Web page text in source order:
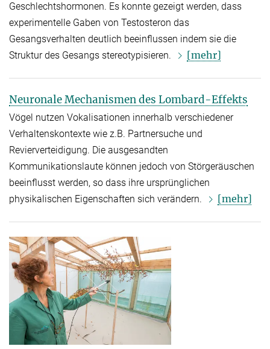
Geschlechtshormonen. Es konnte gezeigt werden, dass
experimentelle Gaben von Testosteron das
Gesangsverhalten deutlich beeinflussen indem sie die
Struktur des Gesangs stereotypisieren.
[mehr]
Neuronale Mechanismen des Lombard-Effekts
Vögel nutzen Vokalisationen innerhalb verschiedener
Verhaltenskontexte wie z.B. Partnersuche und
Revierverteidigung. Die ausgesandten
Kommunikationslaute können jedoch von Störgeräuschen
beeinflusst werden, so dass ihre ursprünglichen
physikalischen Eigenschaften sich verändern.
[mehr]